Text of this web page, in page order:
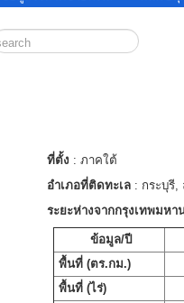
ที่ตั้ง : ภาคใต้
อำเภอที่ติดทะเล : กระบุรี,
ระยะห่างจากกรุงเทพมหา
ข้อมูล/ปี
พื้นที่ (ตร.กม.)
พื้นที่ (ไร่)